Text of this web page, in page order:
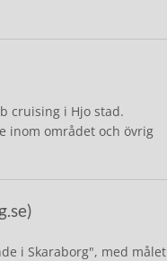
cruising i Hjo stad.
inom området och övrig
i Skaraborg", med målet